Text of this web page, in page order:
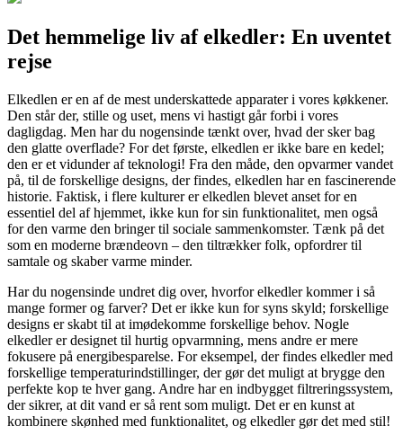
Det hemmelige liv af elkedler: En uventet
rejse
Elkedlen er en af de mest underskattede apparater i vores køkkener.
Den står der, stille og uset, mens vi hastigt går forbi i vores
dagligdag. Men har du nogensinde tænkt over, hvad der sker bag
den glatte overflade? For det første, elkedlen er ikke bare en kedel;
den er et vidunder af teknologi! Fra den måde, den opvarmer vandet
på, til de forskellige designs, der findes, elkedlen har en fascinerende
historie. Faktisk, i flere kulturer er elkedlen blevet anset for en
essentiel del af hjemmet, ikke kun for sin funktionalitet, men også
for den varme den bringer til sociale sammenkomster. Tænk på det
som en moderne brændeovn – den tiltrækker folk, opfordrer til
samtale og skaber varme minder.
Har du nogensinde undret dig over, hvorfor elkedler kommer i så
mange former og farver? Det er ikke kun for syns skyld; forskellige
designs er skabt til at imødekomme forskellige behov. Nogle
elkedler er designet til hurtig opvarmning, mens andre er mere
fokusere på energibesparelse. For eksempel, der findes elkedler med
forskellige temperaturindstillinger, der gør det muligt at brygge den
perfekte kop te hver gang. Andre har en indbygget filtreringssystem,
der sikrer, at dit vand er så rent som muligt. Det er en kunst at
kombinere skønhed med funktionalitet, og elkedler gør det med stil!